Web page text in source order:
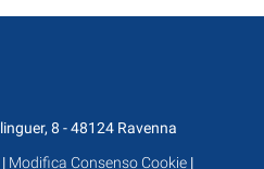
8 - 48124 Ravenna
| Modifica Consenso Cookie |